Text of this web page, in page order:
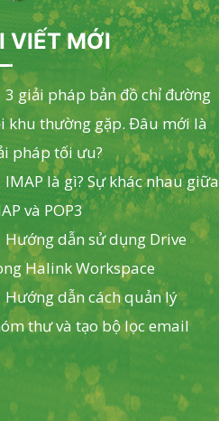
VIẾT MỚI
3 giải pháp bản đồ chỉ đường
khu thường gặp. Đâu mới là
pháp tối ưu?
IMAP là gì? Sự khác nhau giữa
và POP3
Hướng dẫn sử dụng Drive
Halink Workspace
Hướng dẫn cách quản lý
thư và tạo bộ lọc email